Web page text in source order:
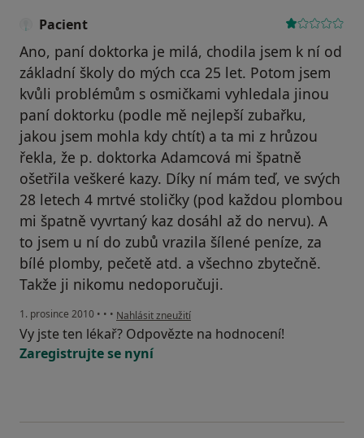
Pacient
Ano, paní doktorka je milá, chodila jsem k ní od
základní školy do mých cca 25 let. Potom jsem
kvůli problémům s osmičkami vyhledala jinou
paní doktorku (podle mě nejlepší zubařku,
jakou jsem mohla kdy chtít) a ta mi z hrůzou
řekla, že p. doktorka Adamcová mi špatně
ošetřila veškeré kazy. Díky ní mám teď, ve svých
28 letech 4 mrtvé stoličky (pod každou plombou
mi špatně vyvrtaný kaz dosáhl až do nervu). A
to jsem u ní do zubů vrazila šílené peníze, za
bílé plomby, pečetě atd. a všechno zbytečně.
Takže ji nikomu nedoporučuji.
1. prosince 2010 • • • podle názoru uživatele Pacient
Nahlásit zneužití
Vy jste ten lékař? Odpovězte na hodnocení!
Zaregistrujte se nyní